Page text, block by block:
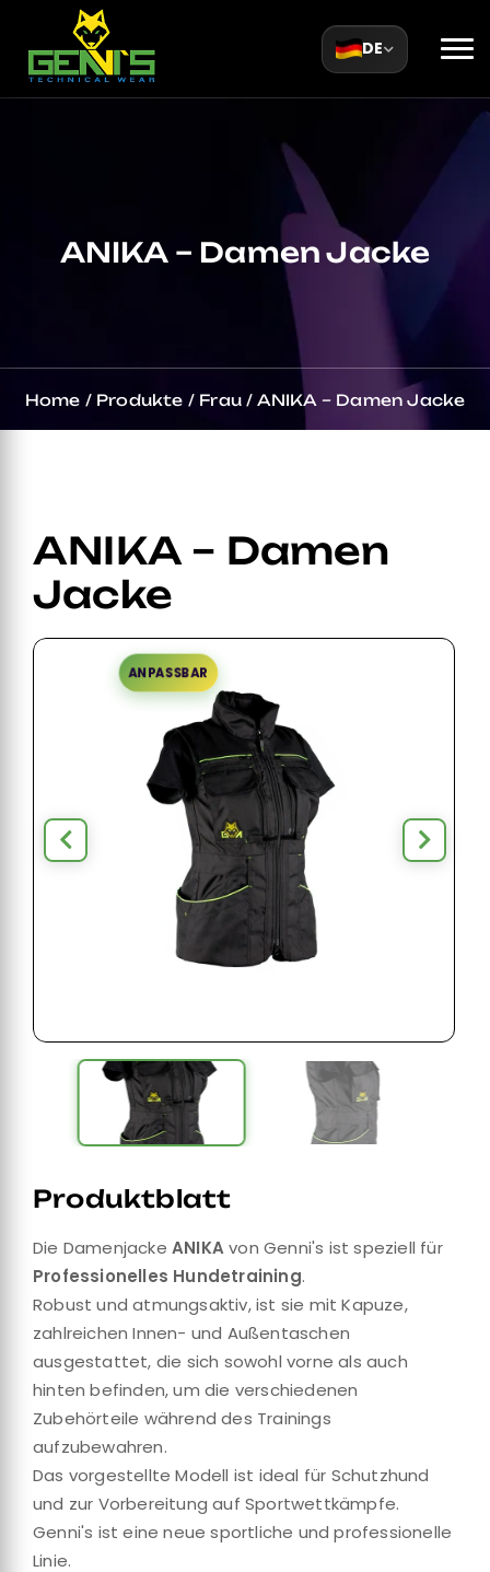
DE
ANIKA – Damen Jacke
Home / Produkte / Frau / ANIKA – Damen Jacke
ANIKA – Damen
Jacke
ANPASSBAR
Produktblatt
Die Damenjacke ANIKAvon Genni's ist speziell für
Professionelles Hundetraining.
Robust und atmungsaktiv, ist sie mit Kapuze,
zahlreichen Innen- und Außentaschen
ausgestattet, die sich sowohl vorne als auch
hinten befinden, um die verschiedenen
Zubehörteile während des Trainings
aufzubewahren.
Das vorgestellte Modell ist ideal für Schutzhund
und zur Vorbereitung auf Sportwettkämpfe.
Genni's ist eine neue sportliche und professionelle
Linie.